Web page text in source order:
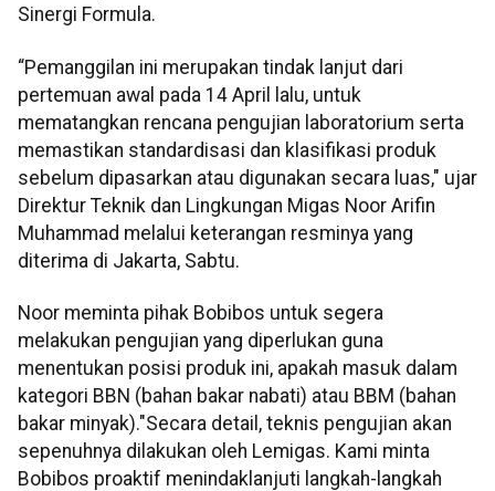
Sinergi Formula.
“Pemanggilan ini merupakan tindak lanjut dari
pertemuan awal pada 14 April lalu, untuk
mematangkan rencana pengujian laboratorium serta
memastikan standardisasi dan klasifikasi produk
sebelum dipasarkan atau digunakan secara luas," ujar
Direktur Teknik dan Lingkungan Migas Noor Arifin
Muhammad melalui keterangan resminya yang
diterima di Jakarta, Sabtu.
Noor meminta pihak Bobibos untuk segera
melakukan pengujian yang diperlukan guna
menentukan posisi produk ini, apakah masuk dalam
kategori BBN (bahan bakar nabati) atau BBM (bahan
bakar minyak)."Secara detail, teknis pengujian akan
sepenuhnya dilakukan oleh Lemigas. Kami minta
Bobibos proaktif menindaklanjuti langkah-langkah